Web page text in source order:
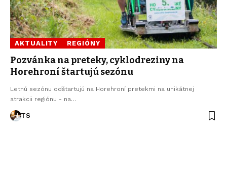
AKTUALITY REGIÓNY
Pozvánka na preteky, cyklodreziny na
Horehroní štartujú sezónu
Letnú sezónu odštartujú na Horehroní pretekmi na unikátnej
atrakcii regiónu - na…
TS